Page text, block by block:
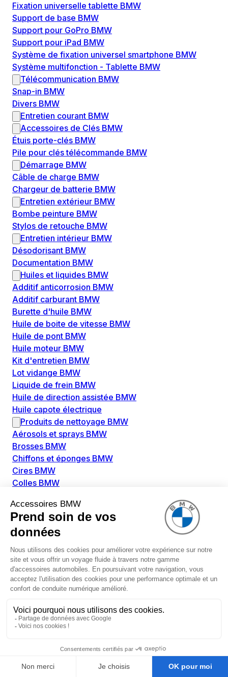
Fixation universelle tablette BMW
Support de base BMW
Support pour GoPro BMW
Support pour iPad BMW
Système de fixation universel smartphone BMW
Système multifonction - Tablette BMW
Télécommunication BMW
Snap-in BMW
Divers BMW
Entretien courant BMW
Accessoires de Clés BMW
Étuis porte-clés BMW
Pile pour clés télécommande BMW
Démarrage BMW
Câble de charge BMW
Chargeur de batterie BMW
Entretien extérieur BMW
Bombe peinture BMW
Stylos de retouche BMW
Entretien intérieur BMW
Désodorisant BMW
Documentation BMW
Huiles et liquides BMW
Additif anticorrosion BMW
Additif carburant BMW
Burette d'huile BMW
Huile de boite de vitesse BMW
Huile de pont BMW
Huile moteur BMW
Kit d'entretien BMW
Lot vidange BMW
Liquide de frein BMW
Huile de direction assistée BMW
Huile capote électrique
Produits de nettoyage BMW
Aérosols et sprays BMW
Brosses BMW
Chiffons et éponges BMW
Cires BMW
Colles BMW
Détachants BMW
Disolvants BMW
Lubrifiants BMW
Nettoyant extérieur BMW
Pièces détachées BMW
Alimentation Carburant BMW
Boitier papillon BMW
Faisceau de câble pour réservoir avec pompe
d'aspiration BMW
Injecteur BMW
Pompe diesel BMW
Allumage / Préchauffage BMW